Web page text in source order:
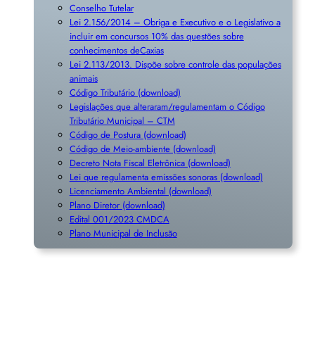
Conselho Tutelar
Lei 2.156/2014 – Obriga e Executivo e o Legislativo a
incluir em concursos 10% das questões sobre
conhecimentos deCaxias
Lei 2.113/2013. Dispõe sobre controle das populações
animais
Código Tributário (download)
Legislações que alteraram/regulamentam o Código
Tributário Municipal – CTM
Código de Postura (download)
Código de Meio-ambiente (download)
Decreto Nota Fiscal Eletrônica (download)
Lei que regulamenta emissões sonoras (download)
Licenciamento Ambiental (download)
Plano Diretor (download)
Edital 001/2023 CMDCA
Plano Municipal de Inclusão